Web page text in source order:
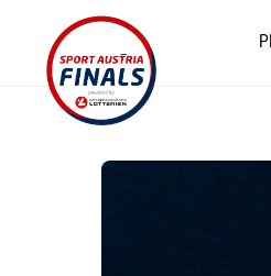
content